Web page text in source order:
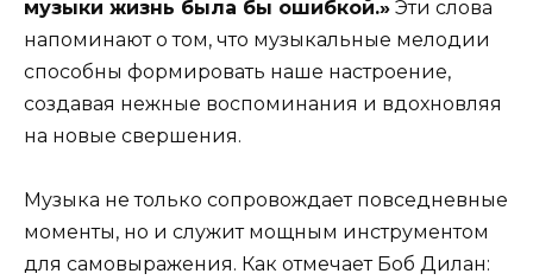
музыки жизнь была бы ошибкой.» Эти слова
напоминают о том, что музыкальные мелодии
способны формировать наше настроение,
создавая нежные воспоминания и вдохновляя
на новые свершения.
Музыка не только сопровождает повседневные
моменты, но и служит мощным инструментом
для самовыражения. Как отмечает Боб Дилан: